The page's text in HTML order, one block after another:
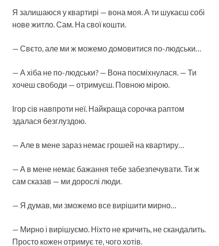
Я залишаюся у квартирі — вона моя. А ти шукаєш собі
нове житло. Сам. На свої кошти.
— Свєто, але ми ж можемо домовитися по-людськи…
— А хіба не по-людськи? — Вона посміхнулася. — Ти
хочеш свободи — отримуєш. Повною мірою.
Ігор сів навпроти неї. Найкраща сорочка раптом
здалася безглуздою.
— Але в мене зараз немає грошей на квартиру…
— А в мене немає бажання тебе забезпечувати. Ти ж
сам сказав — ми дорослі люди.
— Я думав, ми зможемо все вирішити мирно…
— Мирно і вирішуємо. Ніхто не кричить, не скандалить.
Просто кожен отримує те, чого хотів.